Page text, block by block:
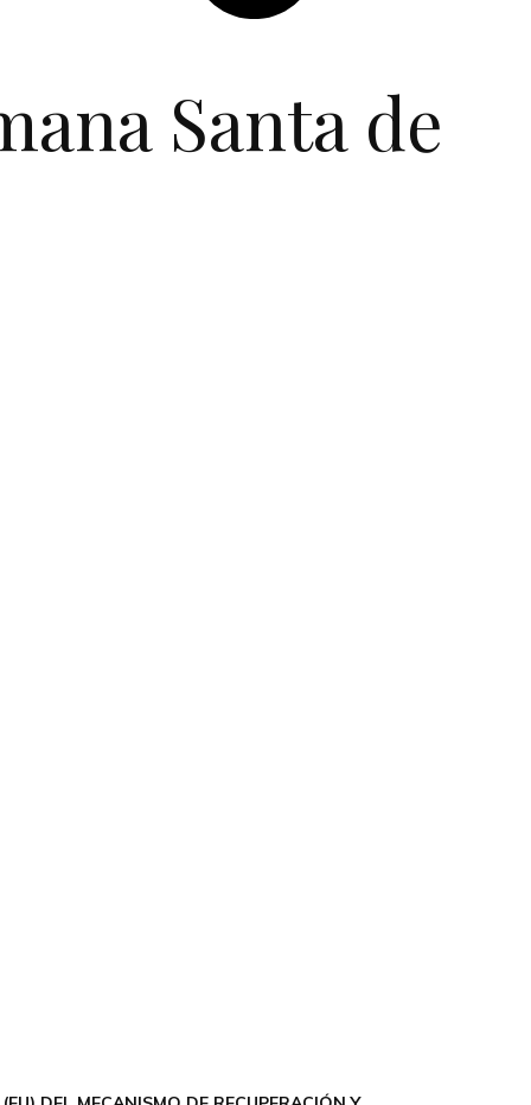
Santa de